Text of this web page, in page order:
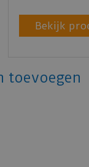
Bekijk
toevoegen